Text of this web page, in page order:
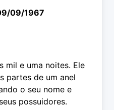
09/1967
mil e uma noites. Ele
partes de um anel
o seu nome e
possuidores.